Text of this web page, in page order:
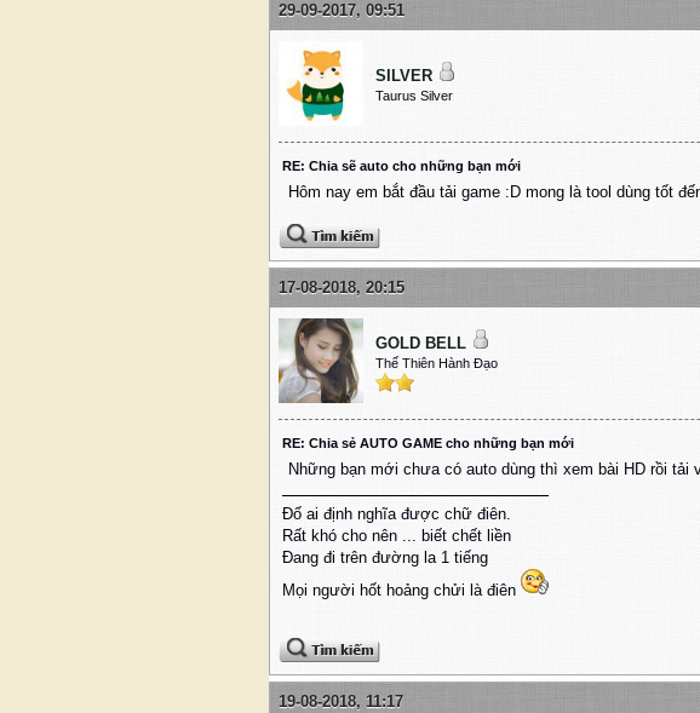
29-09-2017, 09:51
SILVER
Taurus Silver
RE: Chia sẽ auto cho những bạn mới
Hôm nay em bắt đầu tải game :D mong là tool dùng tốt
17-08-2018, 20:15
GOLD BELL
Thế Thiên Hành Đạo
RE: Chia sẻ AUTO GAME cho những bạn mới
Những bạn mới chưa có auto dùng thì xem bài HD rồi tải
Đố ai định nghĩa được chữ điên.
Rất khó cho nên ... biết chết liền
Đang đi trên đường la 1 tiếng
Mọi người hốt hoảng chửi là điên
19-08-2018, 11:17